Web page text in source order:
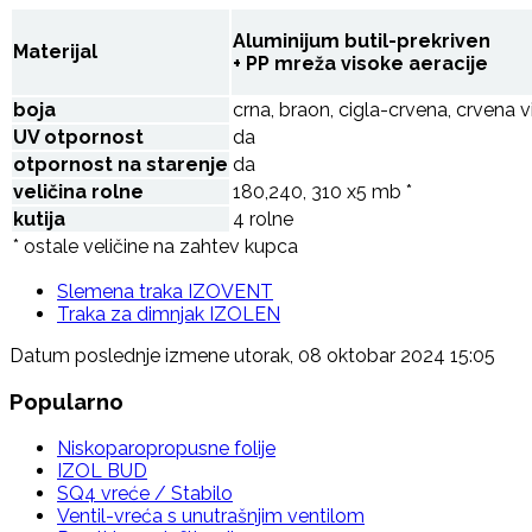
Materijal
Aluminijum butil-prekriven
+ PP mreža visoke aeracije
boja
crna, braon, cigla-crvena, crvena
UV otpornost
da
otpornost na starenje da
veličina rolne
180,240, 310 x5 mb *
kutija
4 rolne
* ostale veličine na zahtev kupca
Slemena traka IZOVENT
Traka za dimnjak IZOLEN
Datum poslednje izmene utorak, 08 oktobar 2024 15:05
Popularno
Niskoparopropusne folije
IZOL BUD
SQ4 vreće / Stabilo
Ventil-vreća s unutrašnjim ventilom